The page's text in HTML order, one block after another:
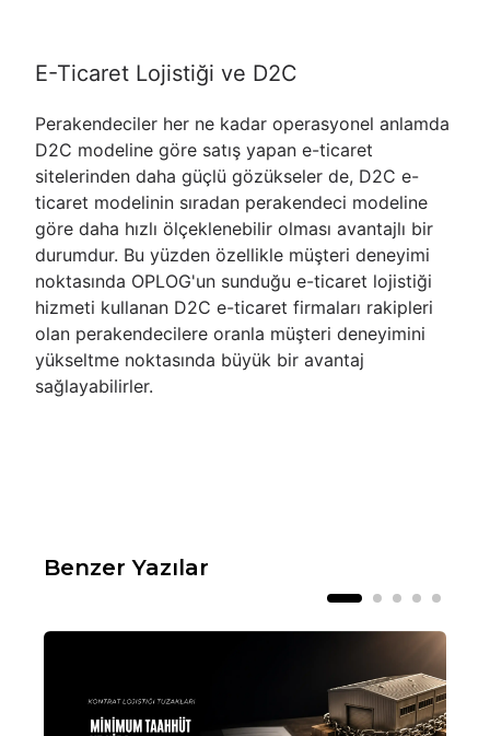
E-Ticaret Lojistiği ve D2C
Perakendeciler her ne kadar operasyonel anlamda
D2C modeline göre satış yapan e-ticaret
sitelerinden daha güçlü gözükseler de, D2C e-
ticaret modelinin sıradan perakendeci modeline
göre daha hızlı ölçeklenebilir olması avantajlı bir
durumdur. Bu yüzden özellikle müşteri deneyimi
noktasında OPLOG'un sunduğu e-ticaret lojistiği
hizmeti kullanan D2C e-ticaret firmaları rakipleri
olan perakendecilere oranla müşteri deneyimini
yükseltme noktasında büyük bir avantaj
sağlayabilirler.
Benzer Yazılar